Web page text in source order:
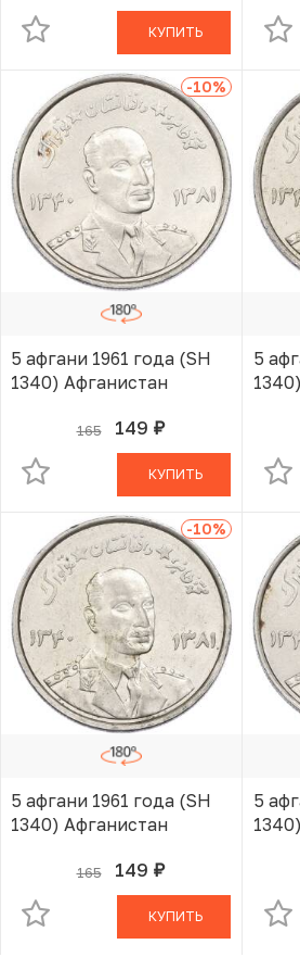
КУПИТЬ
-10%
5 афгани 1961 года (SH
1340) Афганистан
165 149 руб.
В КОРЗИНЕ
КУПИТЬ
5
-10%
5 афгани 1961 года (SH
1340) Афганистан
165 149 руб.
В КОРЗИНЕ
КУПИТЬ
5